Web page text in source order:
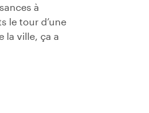
à
le tour d’une
la ville, ça a